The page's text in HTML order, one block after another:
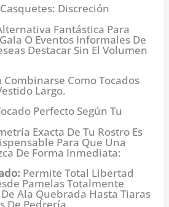
Discreción
Fantástica Para
O Eventos Informales De
Destacar Sin El Volumen
Combinarse Como Tocados
Largo.
Perfecto Según Tu
Exacta De Tu Rostro Es
Para Que Una
De Forma Inmediata:
Permite Total Libertad
Pamelas Totalmente
Ala Quebrada Hasta Tiaras